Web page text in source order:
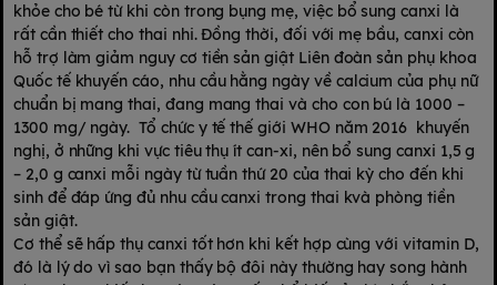
khỏe cho bé từ khi còn trong bụng mẹ, việc bổ sung canxi là
rất cần thiết cho thai nhi. Đồng thời, đối với mẹ bầu, canxi còn
hỗ trợ làm giảm nguy cơ tiền sản giật Liên đoàn sản phụ khoa
Quốc tế khuyến cáo, nhu cầu hằng ngày về calcium của phụ nữ
chuẩn bị mang thai, đang mang thai và cho con bú là 1000 –
1300 mg/ ngày. Tổ chức y tế thế giới WHO năm 2016 khuyến
nghị, ở những khi vực tiêu thụ ít can-xi, nên bổ sung canxi 1,5 g
– 2,0 g canxi mỗi ngày từ tuần thứ 20 của thai kỳ cho đến khi
sinh để đáp ứng đủ nhu cầu canxi trong thai kvà phòng tiền
sản giật.
Cơ thể sẽ hấp thụ canxi tốt hơn khi kết hợp cùng với vitamin D,
đó là lý do vì sao bạn thấy bộ đôi này thường hay song hành